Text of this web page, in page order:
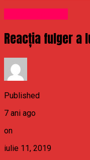
Reacția fulger a
Published
7 ani ago
on
iulie 11, 2019